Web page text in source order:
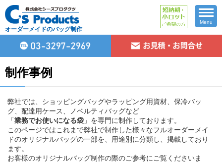
オーダーメイドのバッグ制作
Menu
制作事例
弊社では、ショッピングバッグやラッピング用資材、保冷バッ
グ、配達用ケース、ノベルティバッグなど
「業務でお使いになる袋 」を専門に制作しております。
このページではこれまで弊社で制作した様々なフルオーダーメイ
ドのオリジナルバッグの一部を、用途別に分類し、掲載しており
ます。
お客様のオリジナルバッグ制作の際のご参考にご覧くださいま